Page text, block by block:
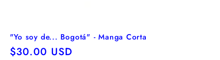
"Yo soy de... Bogotá" - Manga Corta
Precio
$30.00 USD